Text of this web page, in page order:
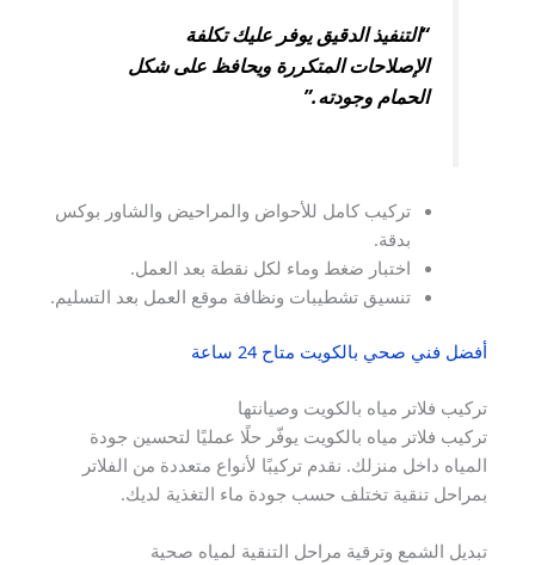
“التنفيذ الدقيق يوفر عليك تكلفة
الإصلاحات المتكررة ويحافظ على شكل
الحمام وجودته.”
تركيب كامل للأحواض والمراحيض والشاور بوكس
بدقة.
اختبار ضغط وماء لكل نقطة بعد العمل.
تنسيق تشطيبات ونظافة موقع العمل بعد التسليم.
أفضل فني صحي بالكويت متاح 24 ساعة
تركيب فلاتر مياه بالكويت وصيانتها
تركيب فلاتر مياه بالكويت يوفّر حلًا عمليًا لتحسين جودة
المياه داخل منزلك. نقدم تركيبًا لأنواع متعددة من الفلاتر
بمراحل تنقية تختلف حسب جودة ماء التغذية لديك.
تبديل الشمع وترقية مراحل التنقية لمياه صحية